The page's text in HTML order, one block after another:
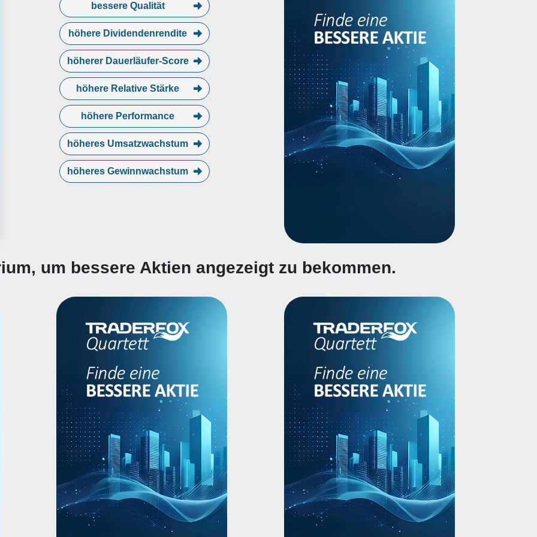
bessere Qualität
höhere Dividendenrendite
höherer Dauerläufer-Score
höhere Relative Stärke
höhere Performance
höheres Umsatzwachstum
höheres Gewinnwachstum
um bessere Aktien angezeigt zu bekommen.